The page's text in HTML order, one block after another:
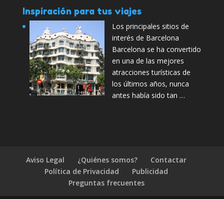
Inspiración para tus viajes
Los principales sitios de
interés de Barcelona
Barcelona se ha convertido
en una de las mejores
atracciones turísticas de
los últimos años, nunca
antes había sido tan …
Aviso Legal ¿Quiénes somos?
Contactar
Política de Privacidad
Publicidad
Preguntas frecuentes